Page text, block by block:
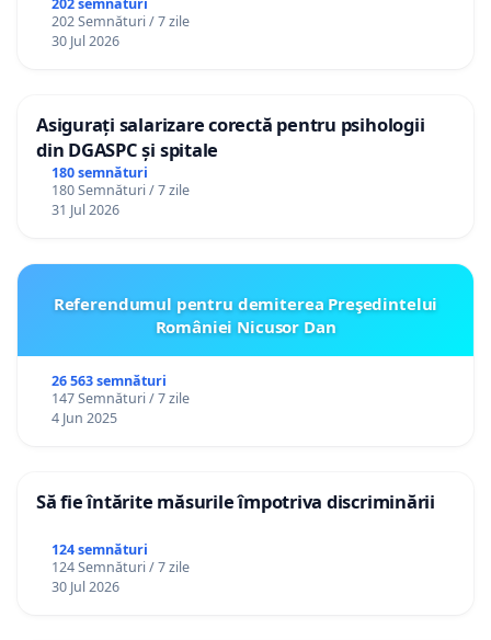
(PUG) Ialoveni
202 semnături
202 Semnături / 7 zile
30 Jul 2026
Asigurați salarizare corectă pentru psihologii
din DGASPC și spitale
180 semnături
180 Semnături / 7 zile
31 Jul 2026
Referendumul pentru demiterea Preşedintelui
României Nicusor Dan
26 563 semnături
147 Semnături / 7 zile
4 Jun 2025
Să fie întărite măsurile împotriva discriminării
124 semnături
124 Semnături / 7 zile
30 Jul 2026